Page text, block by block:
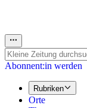
Abonnent:in werden
Rubriken
Orte